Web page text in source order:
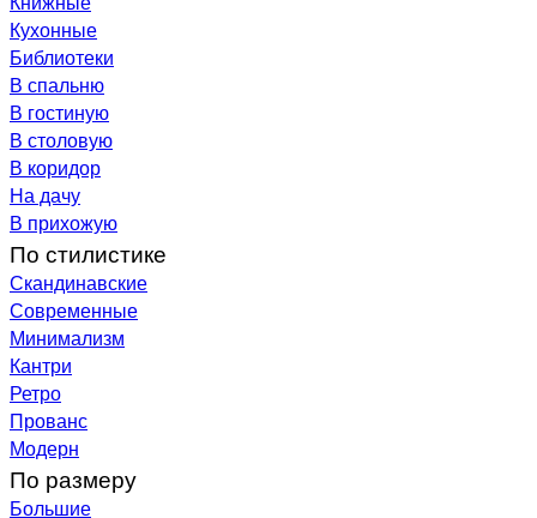
Кухонные
Библиотеки
В спальню
В гостиную
В столовую
В коридор
На дачу
В прихожую
По стилистике
Скандинавские
Современные
Минимализм
Кантри
Ретро
Прованс
Модерн
По размеру
Большие